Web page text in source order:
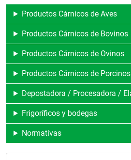
Productos Cárnicos de Aves
Productos Cárnicos de Bovinos
Productos Cárnicos de Ovinos
Productos Cárnicos de Porcinos
Depostadora / Procesadora /
Frigoríficos y bodegas
Normativas